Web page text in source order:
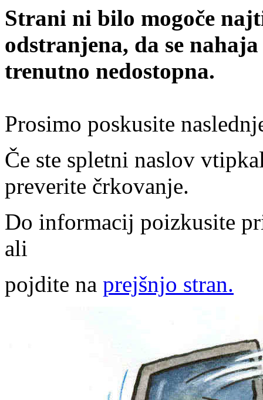
Strani ni bilo mogoče
odstranjena, da se
trenutno nedostopna.
Prosimo poskusite
Če ste spletni naslov
preverite črkovanje.
Do informacij poizkusite
ali
pojdite na prejšnjo stran.